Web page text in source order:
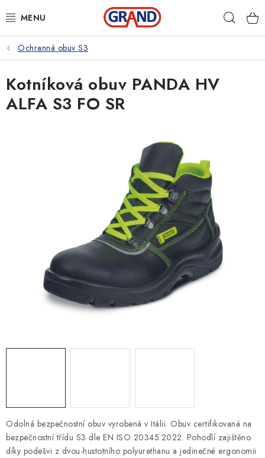
na
AKČNÍ NABÍDKA
PRACOVNÍ OBUV
PRACOVNÍ RUKAVICE
MONTÁŽNÍ A STAVEBNÍ CHEMIE
KONTAKTY
Obchodní podmínky
GDPR
Ochranná obuv S3
Odolná bezpečnostní obuv vyrobená v Itálii. Obuv certifikovaná na
bezpečnostní třídu S3 dle EN ISO 20345:2022. Pohodlí zajištěno
díky podešvi z dvou-hustotního polyurethanu a jedinečné ergonomii
Kotníková obuv PANDA HV
ALFA S3 FO SR